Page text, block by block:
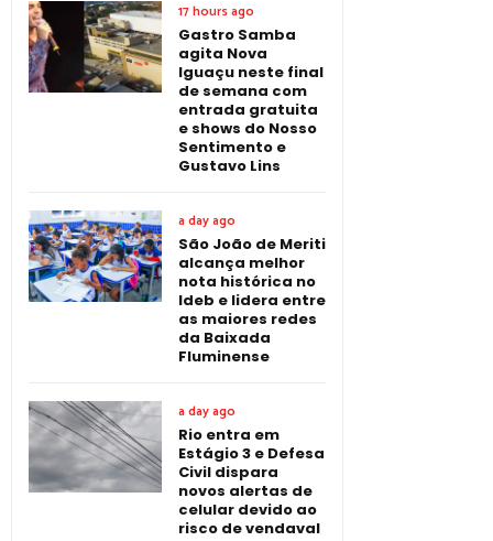
17 hours ago
Gastro Samba
agita Nova
Iguaçu neste final
de semana com
entrada gratuita
e shows do Nosso
Sentimento e
Gustavo Lins
a day ago
São João de Meriti
alcança melhor
nota histórica no
Ideb e lidera entre
as maiores redes
da Baixada
Fluminense
a day ago
Rio entra em
Estágio 3 e Defesa
Civil dispara
novos alertas de
celular devido ao
risco de vendaval